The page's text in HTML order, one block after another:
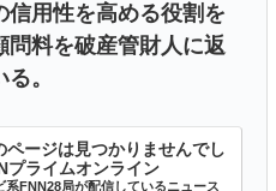
用性を高める役割を
問料を破産管財人に返
。
ページは見つかりませんでし
プライムオンライン
系FNN28局が配信しているニュース